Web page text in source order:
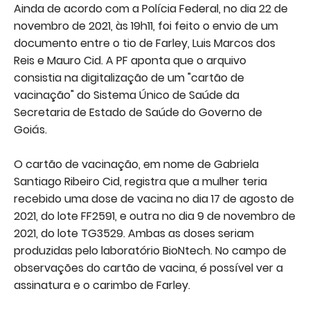
Ainda de acordo com a Polícia Federal, no dia 22 de
novembro de 2021, às 19h11, foi feito o envio de um
documento entre o tio de Farley, Luis Marcos dos
Reis e Mauro Cid. A PF aponta que o arquivo
consistia na digitalização de um "cartão de
vacinação" do Sistema Único de Saúde da
Secretaria de Estado de Saúde do Governo de
Goiás.
O cartão de vacinação, em nome de Gabriela
Santiago Ribeiro Cid, registra que a mulher teria
recebido uma dose de vacina no dia 17 de agosto de
2021, do lote FF2591, e outra no dia 9 de novembro de
2021, do lote TG3529. Ambas as doses seriam
produzidas pelo laboratório BioNtech. No campo de
observações do cartão de vacina, é possível ver a
assinatura e o carimbo de Farley.